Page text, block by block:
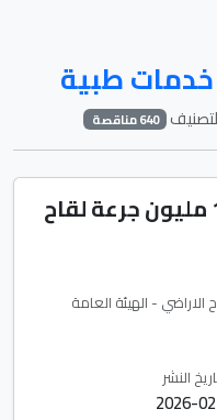
طبية
640 مناقصة
تنفيذ عملية توريد عدد 10 مليون جرعة لقاح
الاراضي - الهيئة العامة
النشر
2026-